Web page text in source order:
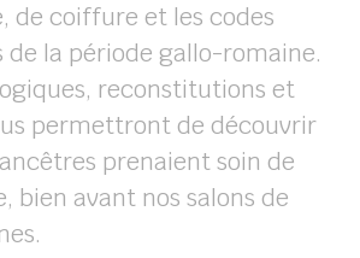
de coiffure et les codes
la période gallo-romaine.
reconstitutions et
permettront de découvrir
prenaient soin de
bien avant nos salons de